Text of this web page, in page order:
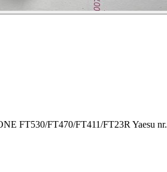
FT470/FT411/FT23R Yaesu nr.